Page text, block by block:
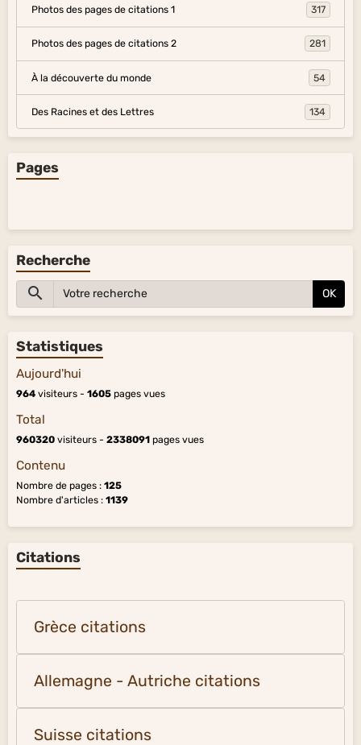
Photos des pages de citations 1 317
Photos des pages de citations 2 281
À la découverte du monde 54
Des Racines et des Lettres 134
Pages
Recherche
OK
Statistiques
Aujourd'hui
964 visiteurs - 1605 pages vues
Total
960320 visiteurs - 2338091 pages vues
Contenu
Nombre de pages : 125
Nombre d'articles : 1139
Citations
Grèce citations
Allemagne - Autriche citations
Suisse citations